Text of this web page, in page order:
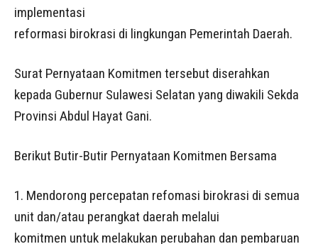
implementasi
reformasi birokrasi di lingkungan Pemerintah Daerah.
Surat Pernyataan Komitmen tersebut diserahkan
kepada Gubernur Sulawesi Selatan yang diwakili Sekda
Provinsi Abdul Hayat Gani.
Berikut Butir-Butir Pernyataan Komitmen Bersama
1. Mendorong percepatan refomasi birokrasi di semua
unit dan/atau perangkat daerah melalui
komitmen untuk melakukan perubahan dan pembaruan